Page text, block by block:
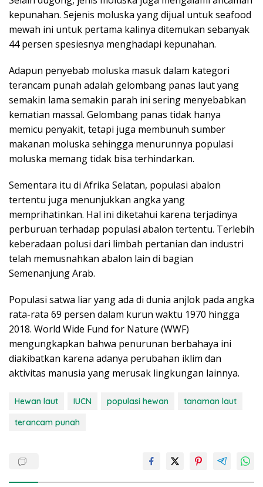
kepunahan. Sejenis moluska yang dijual untuk seafood
mewah ini untuk pertama kalinya ditemukan sebanyak
44 persen spesiesnya menghadapi kepunahan.
Adapun penyebab moluska masuk dalam kategori
terancam punah adalah gelombang panas laut yang
semakin lama semakin parah ini sering menyebabkan
kematian massal. Gelombang panas tidak hanya
memicu penyakit, tetapi juga membunuh sumber
makanan moluska sehingga menurunnya populasi
moluska memang tidak bisa terhindarkan.
Sementara itu di Afrika Selatan, populasi abalon
tertentu juga menunjukkan angka yang
memprihatinkan. Hal ini diketahui karena terjadinya
perburuan terhadap populasi abalon tertentu. Terlebih
keberadaan polusi dari limbah pertanian dan industri
telah memusnahkan abalon lain di bagian
Semenanjung Arab.
Populasi satwa liar yang ada di dunia anjlok pada angka
rata-rata 69 persen dalam kurun waktu 1970 hingga
2018. World Wide Fund for Nature (WWF)
mengungkapkan bahwa penurunan berbahaya ini
diakibatkan karena adanya perubahan iklim dan
aktivitas manusia yang merusak lingkungan lainnya.
Hewan laut IUCN populasi hewan
tanaman laut
terancam punah